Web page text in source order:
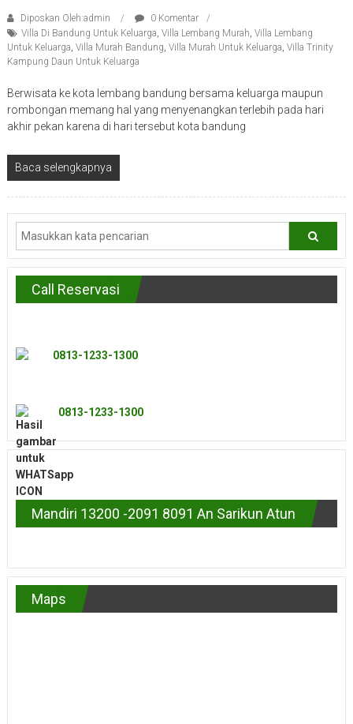
Diposkan Oleh:admin
0 Komentar
Villa Di Bandung Untuk Keluarga, Villa Lembang Murah, Villa Lembang
Untuk Keluarga, Villa Murah Bandung, Villa Murah Untuk Keluarga, Villa Trinity
Kampung Daun Untuk Keluarga
Berwisata ke kota lembang bandung bersama keluarga maupun
rombongan memang hal yang menyenangkan terlebih pada hari
akhir pekan karena di hari tersebut kota bandung
Baca selengkapnya
Call Reservasi
0813-1233-1300
0813-1233-1300
Mandiri 13200 -2091 8091 An Sarikun Atun
Maps